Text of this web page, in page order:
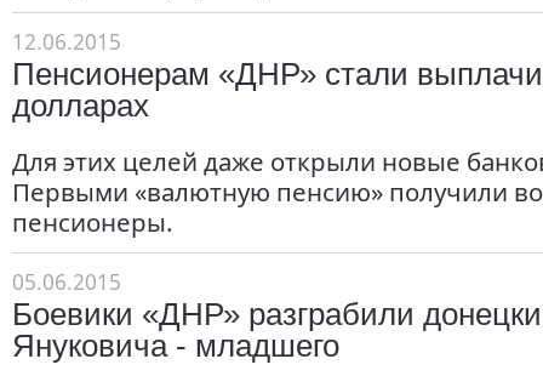
12.06.2015
Пенсионерам «ДНР» стали
долларах
Для этих целей даже открыли новые
Первыми «валютную пенсию» получили
пенсионеры.
05.06.2015
Боевики «ДНР» разграбили
Януковича - младшего